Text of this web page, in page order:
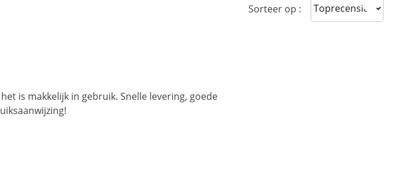
Sorteer op : Sort reviews
is makkelijk in gebruik. Snelle levering, goede